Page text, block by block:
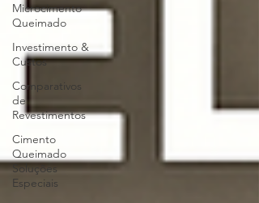
Microcimento
Queimado
Investimento &
Custos
Comparativos
de
Revestimentos
Cimento
Queimado
Soluções
Especiais